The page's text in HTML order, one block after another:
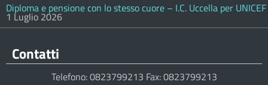
Diploma e pensione con lo stesso cuore – I.C. Uccella per UNICEF
1 Luglio 2026
Contatti
Telefono: 0823799213 Fax: 0823799213